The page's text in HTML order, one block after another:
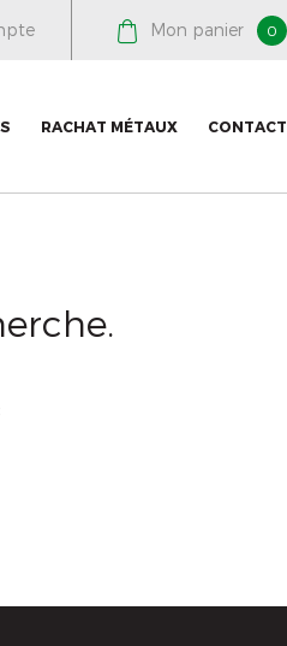
Mon panier 0
RACHAT MÉTAUX CONTACT